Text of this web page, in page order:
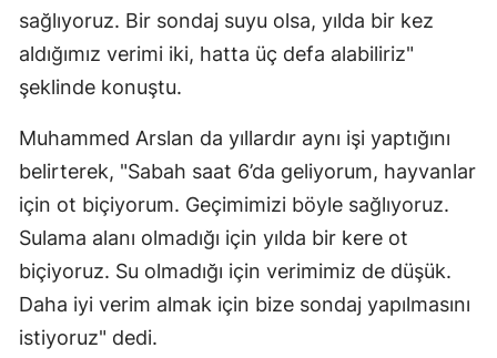
sağlıyoruz. Bir sondaj suyu olsa, yılda bir kez
aldığımız verimi iki, hatta üç defa alabiliriz"
şeklinde konuştu.
Muhammed Arslan da yıllardır aynı işi yaptığını
belirterek, "Sabah saat 6’da geliyorum, hayvanlar
için ot biçiyorum. Geçimimizi böyle sağlıyoruz.
Sulama alanı olmadığı için yılda bir kere ot
biçiyoruz. Su olmadığı için verimimiz de düşük.
Daha iyi verim almak için bize sondaj yapılmasını
istiyoruz" dedi.